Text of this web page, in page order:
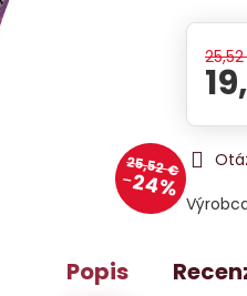
25,52 €
24%
Popis